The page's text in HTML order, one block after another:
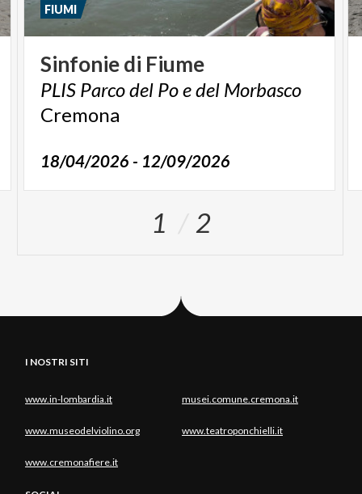
Sinfoniedi Fiume
PLIS Parcodel Poedel Morbasco
Cremona
18/04/2026 - 12/09/2026
FIUMI
1 2
I NOSTRI SITI
www.in-lombardia.it musei.comune.cremona.it
www.museodelviolino.org www.teatroponchielli.it
www.cremonafiere.it